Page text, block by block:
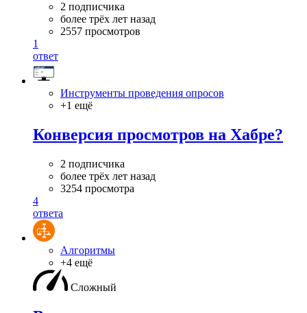
2 подписчика
более трёх лет назад
2557 просмотров
1
ответ
Инструменты проведения опросов
+1 ещё
Конверсия просмотров на Хабре?
2 подписчика
более трёх лет назад
3254 просмотра
4
ответа
Алгоритмы
+4 ещё
Сложный